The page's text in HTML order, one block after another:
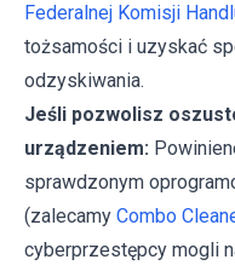
Federalnej Komisji
tożsamości i uzyskać
odzyskiwania.
Jeśli pozwolisz
urządzeniem:
sprawdzonym
(zalecamy Combo
cyberprzestępcy mogli